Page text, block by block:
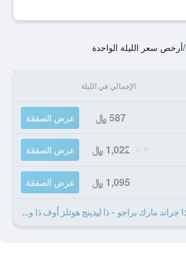
/أرخص سعر الليلة الواحدة
الإجمالي في الليلة
587 ﷼ عرض الصفقة
1,022 ﷼ عرض الصفقة
1,095 ﷼ عرض الصفقة
41 صفقة إضافية لـ ذا جراند مارك براجو - ذا ليدينج هوتلز أوف ذا وورلد